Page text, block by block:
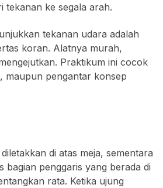
tekanan ke segala arah.
tekanan udara adalah
koran. Alatnya murah,
Praktikum ini cocok
maupun pengantar konsep
di atas meja, sementara
bagian penggaris yang berada di
rata. Ketika ujung